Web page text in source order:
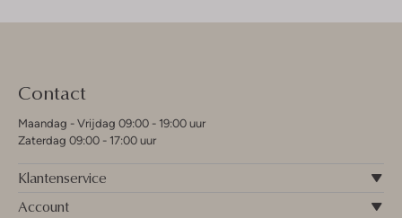
Contact
Maandag - Vrijdag 09:00 - 19:00 uur
Zaterdag 09:00 - 17:00 uur
Klantenservice
Account